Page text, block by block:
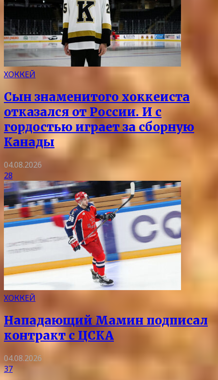
ХОККЕЙ
Сын знаменитого хоккеиста
отказался от России. И с
гордостью играет за сборную
Канады
04.08.2026
28
ХОККЕЙ
Нападающий Мамин подписал
контракт с ЦСКА
04.08.2026
37